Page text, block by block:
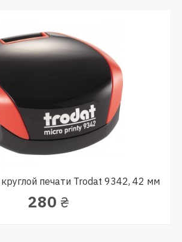
печати Trodat 9342, 42 мм
280 ₴